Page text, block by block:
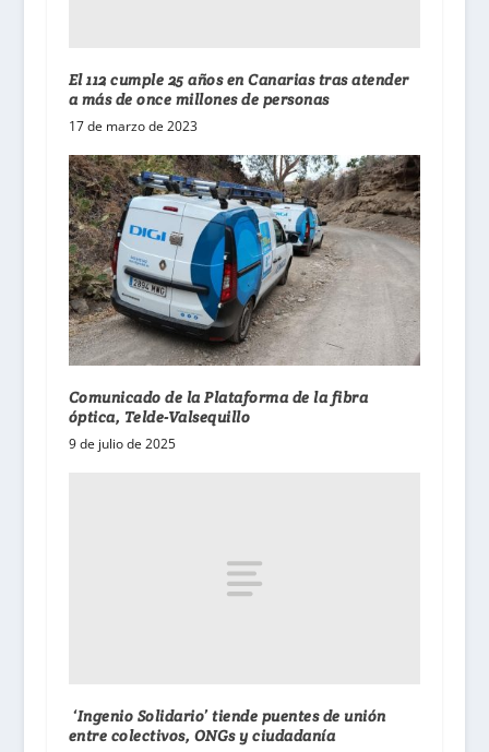
El 112 cumple 25 años en Canarias tras atender
a más de once millones de personas
17 de marzo de 2023
Comunicado de la Plataforma de la fibra
óptica, Telde-Valsequillo
9 de julio de 2025
‘Ingenio Solidario’ tiende puentes de unión
entre colectivos, ONGs y ciudadanía